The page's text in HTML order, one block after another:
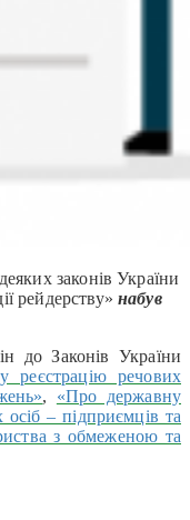
законів України
рейдерству» набув
до Законів України
реєстрацію речових
, «Про державну
– підприємців та
з обмеженою та